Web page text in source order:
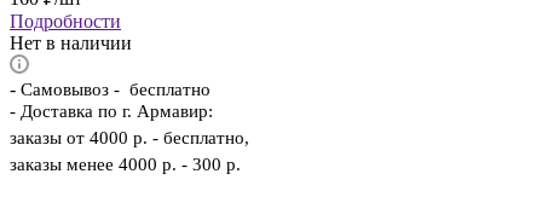
Подробности
Нет в наличии
- Самовывоз - бесплатно
- Доставка по г. Армавир:
заказы от 4000 р. - бесплатно,
заказы менее 4000 р. - 300 р.